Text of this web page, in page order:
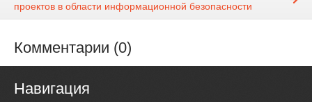
проектов в области информационной безопасности
Комментарии (0)
Навигация